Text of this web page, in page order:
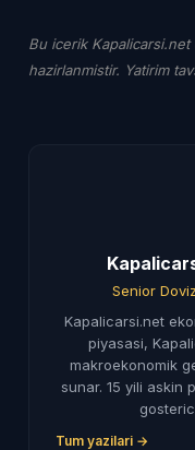
Bu icerik
hazirlanmistir. Yatirim
Senior
Kapalicarsi.net
piyasasi,
makroekonomik
sunar. 15 yili askin
Tum yazilari →